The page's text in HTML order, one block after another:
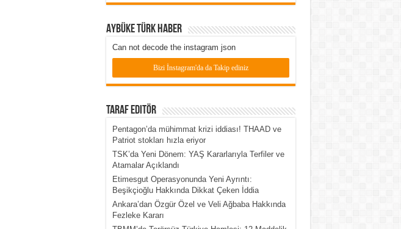
Aybüke Türk Haber
Can not decode the instagram json
Bizi İnstagram'da da Takip ediniz
Taraf Editör
Pentagon’da mühimmat krizi iddiası! THAAD ve
Patriot stokları hızla eriyor
TSK’da Yeni Dönem: YAŞ Kararlarıyla Terfiler ve
Atamalar Açıklandı
Etimesgut Operasyonunda Yeni Ayrıntı:
Beşikçioğlu Hakkında Dikkat Çeken İddia
Ankara’dan Özgür Özel ve Veli Ağbaba Hakkında
Fezleke Kararı